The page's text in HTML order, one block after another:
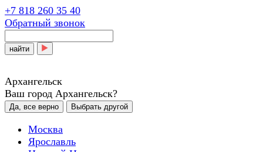
+7 818 260 35 40
Обратный звонок
найти
Архангельск
Ваш город Архангельск?
Да, все верно Выбрать другой
Москва
Ярославль